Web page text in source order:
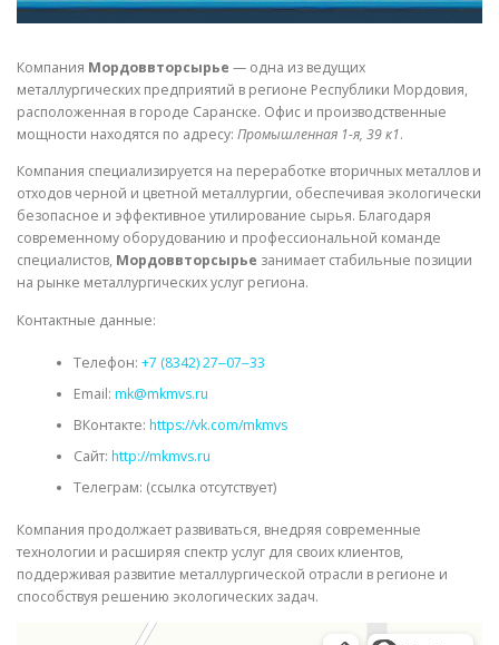
Компания Мордоввторсырье — одна из ведущих
металлургических предприятий в регионе Республики Мордовия,
расположенная в городе Саранске. Офис и производственные
мощности находятся по адресу: Промышленная 1-я, 39 к1.
Компания специализируется на переработке вторичных металлов и
отходов черной и цветной металлургии, обеспечивая экологически
безопасное и эффективное утилирование сырья. Благодаря
современному оборудованию и профессиональной команде
специалистов, Мордоввторсырье занимает стабильные позиции
на рынке металлургических услуг региона.
Контактные данные:
Телефон: +7 (8342) 27‒07‒33
Email: mk@mkmvs.ru
ВКонтакте: https://vk.com/mkmvs
Сайт: http://mkmvs.ru
Телеграм: (ссылка отсутствует)
Компания продолжает развиваться, внедряя современные
технологии и расширяя спектр услуг для своих клиентов,
поддерживая развитие металлургической отрасли в регионе и
способствуя решению экологических задач.